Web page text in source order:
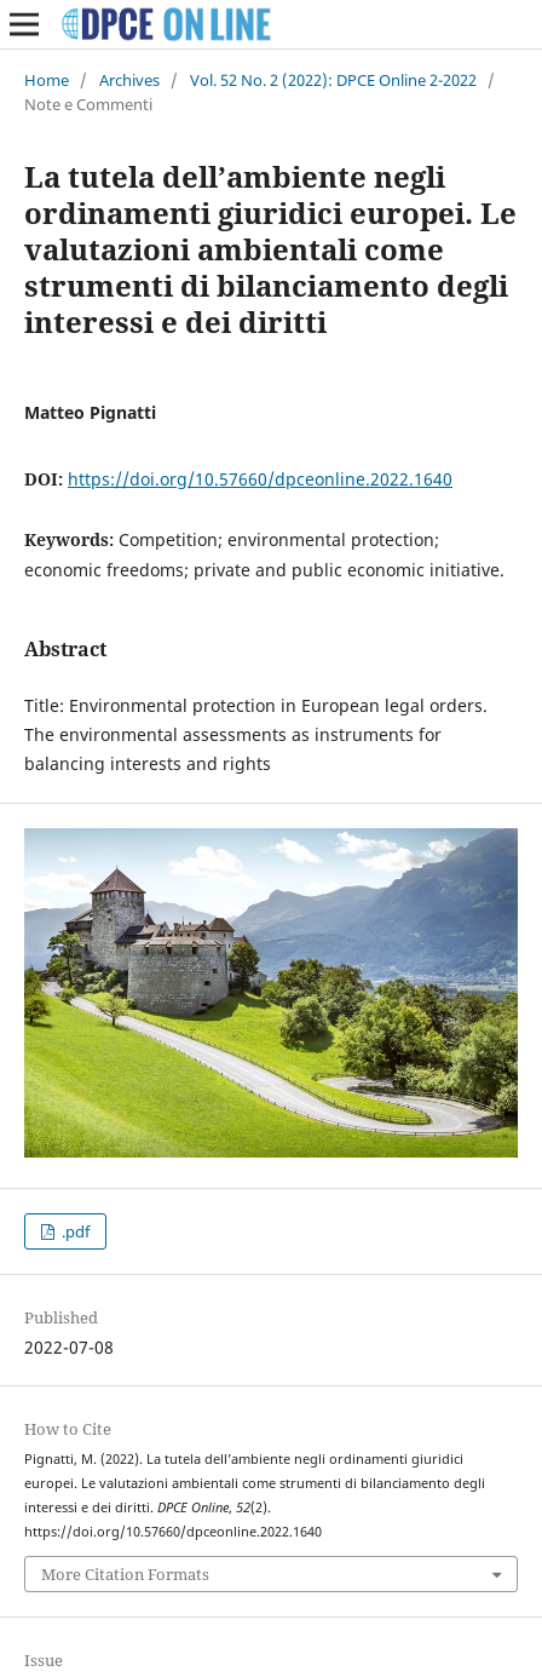
Home / Archives / Vol. 52 No. 2 (2022): DPCE Online 2-2022 /
Note e Commenti
La tutela dell’ambiente negli
ordinamenti giuridici europei. Le
valutazioni ambientali come
strumenti di bilanciamento degli
interessi e dei diritti
Matteo Pignatti
DOI: https://doi.org/10.57660/dpceonline.2022.1640
Keywords: Competition; environmental protection;
economic freedoms; private and public economic initiative.
Abstract
Title: Environmental protection in European legal orders.
The environmental assessments as instruments for
balancing interests and rights
.pdf
Published
2022-07-08
How to Cite
Pignatti, M. (2022). La tutela dell’ambiente negli ordinamenti giuridici
europei. Le valutazioni ambientali come strumenti di bilanciamento degli
interessi e dei diritti. DPCE Online, 52(2).
https://doi.org/10.57660/dpceonline.2022.1640
More Citation Formats
Issue